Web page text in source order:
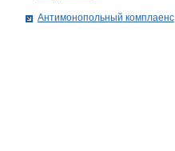
Антимонопольный комплаенс